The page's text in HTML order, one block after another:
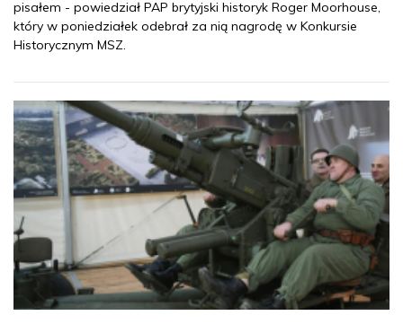
pisałem - powiedział PAP brytyjski historyk Roger Moorhouse,
który w poniedziałek odebrał za nią nagrodę w Konkursie
Historycznym MSZ.